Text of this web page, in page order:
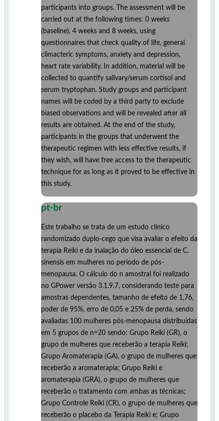
participants into groups. The assessment will be
carried out at the following times: 0 weeks
(baseline), 4 weeks and 8 weeks, using
questionnaires that check quality of life, general
climacteric symptoms, anxiety and depression,
heart rate variability. In addition, material will be
collected to quantify salivary/serum cortisol and
serum tryptophan. Study groups and participant
names will be coded by a third party to exclude
biased observations and will be revealed after all
results are obtained. At the end of the study,
participants in the groups that underwent the
therapeutic regimen with less effective results, if
they wish, will have free access to the therapeutic
technique for as long as it proved to be effective in
this study.
pt-br
Este trabalho se trata de um estudo clínico
randomizado duplo-cego que visa avaliar o efeito da
terapia Reiki e da inalação do óleo essencial de C.
sinensis em mulheres no período de pós-
menopausa. O cálculo do n amostral foi realizado
no GPower versão 3.1.9.7, considerando teste para
amostras dependentes, tamanho de efeito de 1,76,
poder de 95%, erro de 0,05 e 25% de perda, sendo
avaliadas 100 mulheres pós-menopausa distribuidas
em 5 grupos de n=20 sendo: Grupo Reiki (GR), o
grupo de mulheres que receberão a terapia Reiki;
Grupo Aromaterapia (GA), o grupo de mulheres que
receberão a aromaterapia; Grupo Reiki e
aromaterapia (GRA), o grupo de mulheres que
receberão o tratamento com ambas as técnicas;
Grupo Controle Reiki (CR), o grupo de mulheres que
receberão o placebo da Terapia Reiki e; Grupo